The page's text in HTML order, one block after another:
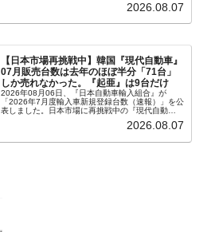
ウル市全域への「猛暑重大警報」が発令され...
2026.08.07
【日本市場再挑戦中】韓国『現代自動車』
07月販売台数は去年のほぼ半分「71台」
しか売れなかった。『起亜』は9台だけ
2026年08月06日、『日本自動車輸入組合』が
「2026年7月度輸入車新規登録台数（速報）」を公
表しました。日本市場に再挑戦中の『現代自動
台数はこの中に捉えられているはずです。先月から
2026.08.07